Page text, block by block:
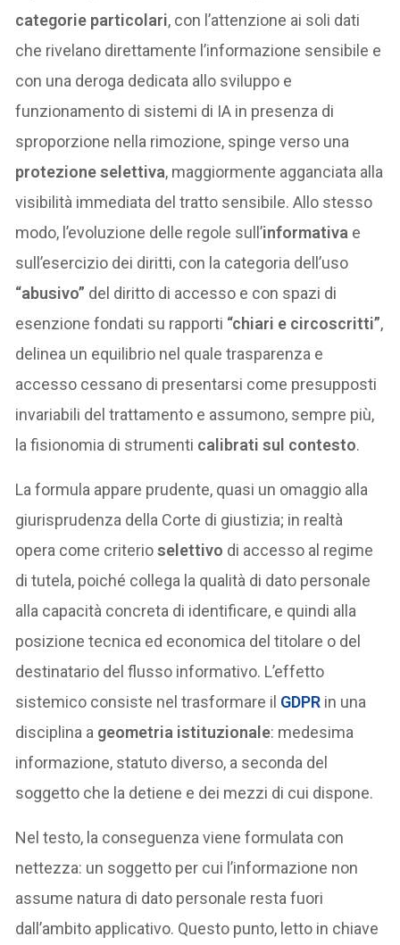
categorie particolari, con l’attenzione ai soli dati
che rivelano direttamente l’informazione sensibile e
con una deroga dedicata allo sviluppo e
funzionamento di sistemi di IA in presenza di
sproporzione nella rimozione, spinge verso una
protezione selettiva, maggiormente agganciata alla
visibilità immediata del tratto sensibile. Allo stesso
modo, l’evoluzione delle regole sull’informativa e
sull’esercizio dei diritti, con la categoria dell’uso
“abusivo” del diritto di accesso e con spazi di
esenzione fondati su rapporti “chiari e circoscritti”,
delinea un equilibrio nel quale trasparenza e
accesso cessano di presentarsi come presupposti
invariabili del trattamento e assumono, sempre più,
la fisionomia di strumenti calibrati sul contesto.
La formula appare prudente, quasi un omaggio alla
giurisprudenza della Corte di giustizia; in realtà
opera come criterioselettivo di accesso al regime
di tutela, poiché collega la qualità di dato personale
alla capacità concreta di identificare, e quindi alla
posizione tecnica ed economica del titolare o del
destinatario del flusso informativo. L’effetto
sistemico consiste nel trasformare il GDPR in una
disciplina a geometria istituzionale: medesima
informazione, statuto diverso, a seconda del
soggetto che la detiene e dei mezzi di cui dispone.
Nel testo, la conseguenza viene formulata con
nettezza: un soggetto per cui l’informazione non
assume natura di dato personale resta fuori
dall’ambito applicativo. Questo punto, letto in chiave